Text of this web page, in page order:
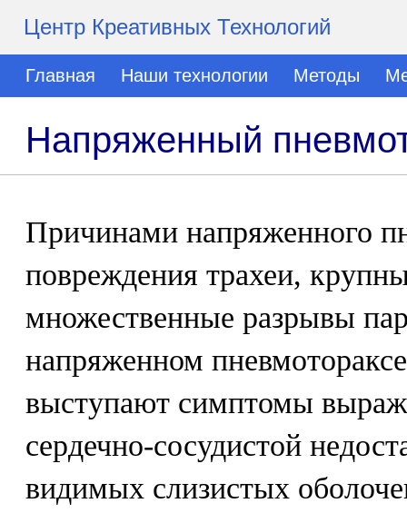
Центр Креативных Технологий
Главная Наши технологии Методы
Напряженный
Причинами напряженного
повреждения трахеи,
множественные разрывы
напряженном
выступают симптомы
сердечно-сосудистой
видимых слизистых